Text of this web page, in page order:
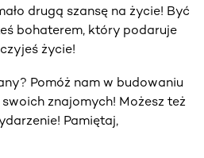
drugą szansę na życie! Być
bohaterem, który podaruje
życie!
Pomóż nam w budowaniu
znajomych! Możesz też
Pamiętaj,